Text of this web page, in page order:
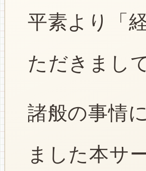
平素より「
ただきまし
諸般の事情
ました本サ